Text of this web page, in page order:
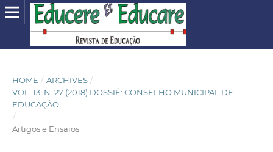
HOME / ARCHIVES /
VOL. 13, N. 27 (2018) DOSSIÊ: CONSELHO MUNICIPAL DE
EDUCAÇÃO
/
Artigos e Ensaios